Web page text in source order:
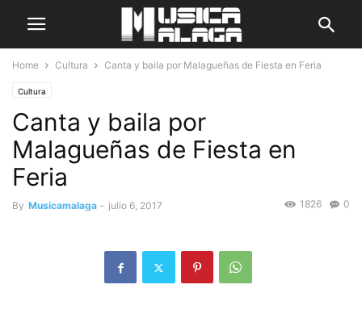
Home Cultura Canta y baila por Malagueñas de Fiesta en Feria
Cultura
Canta y baila por
Malagueñas de Fiesta en
Feria
By Musicamalaga - julio 6, 2017 0
1826